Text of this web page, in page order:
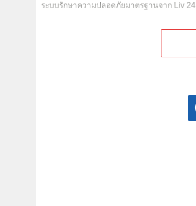
ระบบรักษาความปลอดภัยมาตรฐานจาก Liv 24